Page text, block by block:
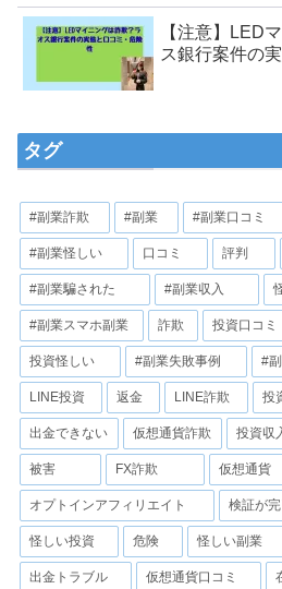
【注意】LED
ス銀行案件の
タグ
#副業詐欺 #副業 #副業口コミ
#副業怪しい 口コミ 評判
#副業騙された #副業収入
#副業スマホ副業 詐欺 投資口コミ
投資怪しい #副業失敗事例 #
LINE投資 返金 LINE詐欺 投
出金できない 仮想通貨詐欺 投資収
被害 FX詐欺 仮想通貨
オプトインアフィリエイト 検証が
怪しい投資 危険 怪しい副業
出金トラブル 仮想通貨口コミ